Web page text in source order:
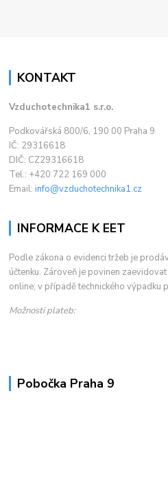
KONTAKT
Vzduchotechnika1 s.r.o.
Podkovářská 800/6, 190 00 Praha 9
IČ: 29316618
DIČ: CZ29316618
Tel.: +420 722 169 000
Email:info@vzduchotechnika1.cz
INFORMACE K EET
Podle zákona o evidenci tržeb je
účtenku. Zároveň je povinen
online; v případě technického výpadku
Možnosti plateb:
Pobočka Praha 9